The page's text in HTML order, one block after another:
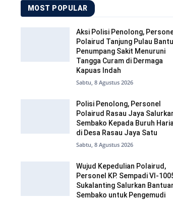
MOST POPULAR
Aksi Polisi Penolong,
Polairud Tanjung Pulau Bantu
Penumpang Sakit Menuruni
Tangga Curam di Dermaga
Kapuas Indah
Sabtu, 8 Agustus 2026
Polisi Penolong, Personel
Polairud Rasau Jaya
Sembako Kepada Buruh
di Desa Rasau Jaya Satu
Sabtu, 8 Agustus 2026
Wujud Kepedulian Polairud,
Personel KP. Sempadi VI-
Sukalanting Salurkan
Sembako untuk Pengemudi